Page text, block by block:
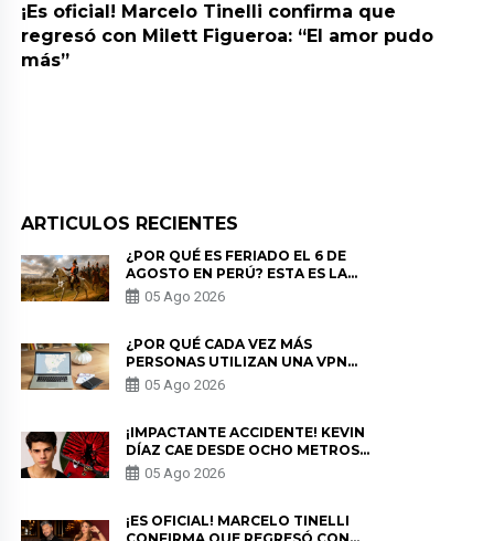
¡Es oficial! Marcelo Tinelli confirma que
regresó con Milett Figueroa: “El amor pudo
más”
ARTICULOS RECIENTES
¿POR QUÉ ES FERIADO EL 6 DE
AGOSTO EN PERÚ? ESTA ES LA
HISTORIA
05 Ago 2026
¿POR QUÉ CADA VEZ MÁS
PERSONAS UTILIZAN UNA VPN
PARA PROTEGER SU
PRIVACIDAD?
05 Ago 2026
¡IMPACTANTE ACCIDENTE! KEVIN
DÍAZ CAE DESDE OCHO METROS
EN “ESTO ES GUERRA” Y GENERA
PREOCUPACIÓN
05 Ago 2026
¡ES OFICIAL! MARCELO TINELLI